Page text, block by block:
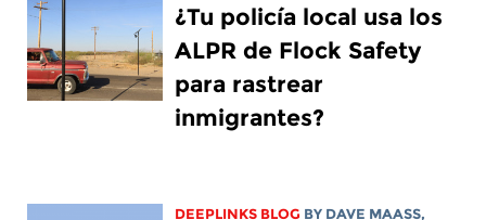
¿Tu policía local usa los
ALPR de Flock Safety
para rastrear
inmigrantes?
DEEPLINKS BLOG BY DAVE MAASS,